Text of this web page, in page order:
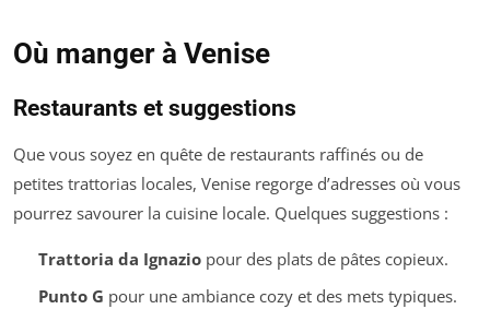
Où manger à Venise
Restaurants et suggestions
Que vous soyez en quête de restaurants raffinés ou de
petites trattorias locales, Venise regorge d’adresses où vous
pourrez savourer la cuisine locale. Quelques suggestions :
Trattoria da Ignaziopour des plats de pâtes copieux.
Punto G pour une ambiance cozy et des mets typiques.